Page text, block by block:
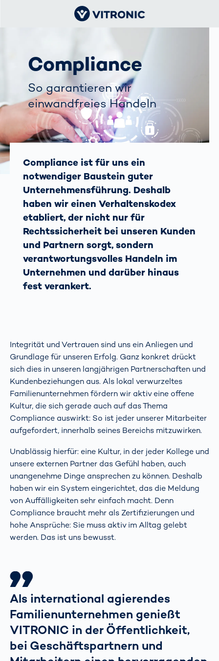
Compliance
So garantieren wir
einwandfreies Handeln
Compliance ist für uns ein
notwendiger Baustein guter
Unternehmensführung. Deshalb
haben wir einen Verhaltenskodex
etabliert, der nicht nur für
Rechtssicherheit bei unseren Kunden
und Partnern sorgt, sondern
verantwortungsvolles Handeln im
Unternehmen und darüber hinaus
fest verankert.
Integrität und Vertrauen sind uns ein Anliegen und
Grundlage für unseren Erfolg. Ganz konkret drückt
sich dies in unseren langjährigen Partnerschaften und
Kundenbeziehungen aus. Als lokal verwurzeltes
Familienunternehmen fördern wir aktiv eine offene
Kultur, die sich gerade auch auf das Thema
Compliance auswirkt: So ist jeder unserer Mitarbeiter
aufgefordert, innerhalb seines Bereichs mitzuwirken.
Unablässig hierfür: eine Kultur, in der jeder Kollege und
unsere externen Partner das Gefühl haben, auch
unangenehme Dinge ansprechen zu können. Deshalb
haben wir ein System eingerichtet, das die Meldung
von Auffälligkeiten sehr einfach macht. Denn
Compliance braucht mehr als Zertifizierungen und
hohe Ansprüche: Sie muss aktiv im Alltag gelebt
werden. Das ist uns bewusst.
Als international agierendes
Familienunternehmen genießt
VITRONIC in der Öffentlichkeit,
bei Geschäftspartnern und